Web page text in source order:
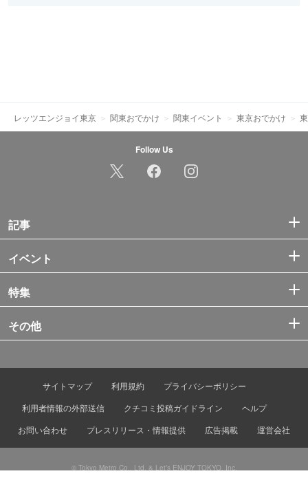
レッツエンジョイ東京 関東おでかけ 関東イベント 東京おでかけ
Follow Us
記事
イベント
特集
その他
サイトマップ 利用規約
プライバシーポリシー
利用者情報の外部送信
クチコミ投稿ガイドライン
ヘルプ
お問い合わせ
プレスリリース・情報提供 広告掲載 運営会社
© Tokyo Metro Co., Ltd. & Let’s ENJOY TOKYO, Inc.